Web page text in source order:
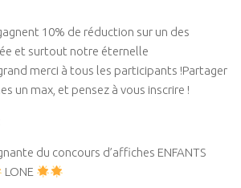
10% de réduction sur un des
et surtout notre éternelle
merci à tous les participants !Partager
un max, et pensez à vous inscrire !
du concours d’affiches ENFANTS
LONE